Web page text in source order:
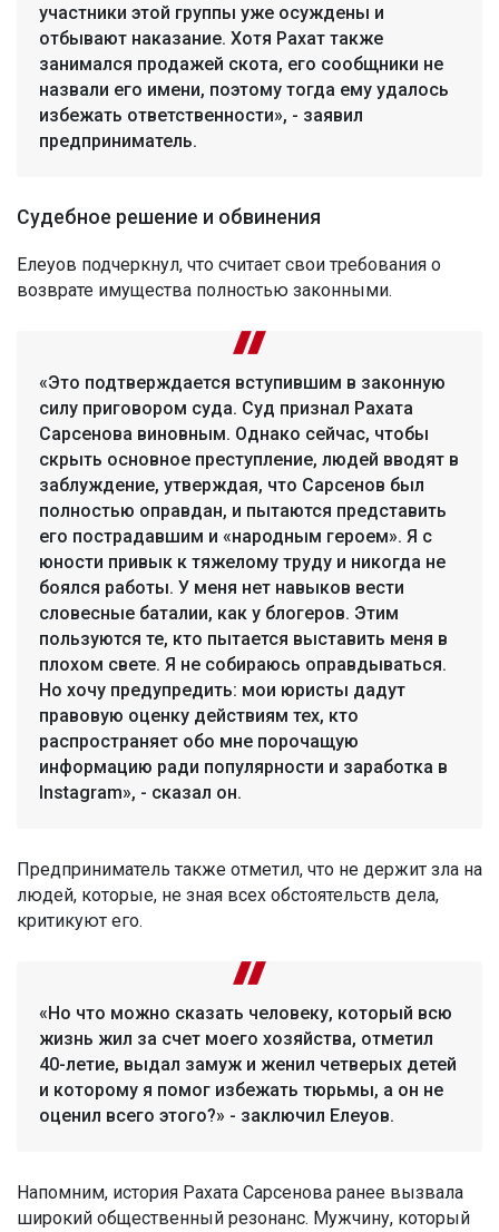
участники этой группы уже осуждены и
отбывают наказание. Хотя Рахат также
занимался продажей скота, его сообщники не
назвали его имени, поэтому тогда ему удалось
избежать ответственности», - заявил
предприниматель.
Судебное решение и обвинения
Елеуов подчеркнул, что считает свои требования о
возврате имущества полностью законными.
«Это подтверждается вступившим в законную
силу приговором суда. Суд признал Рахата
Сарсенова виновным. Однако сейчас, чтобы
скрыть основное преступление, людей вводят в
заблуждение, утверждая, что Сарсенов был
полностью оправдан, и пытаются представить
его пострадавшим и «народным героем». Я с
юности привык к тяжелому труду и никогда не
боялся работы. У меня нет навыков вести
словесные баталии, как у блогеров. Этим
пользуются те, кто пытается выставить меня в
плохом свете. Я не собираюсь оправдываться.
Но хочу предупредить: мои юристы дадут
правовую оценку действиям тех, кто
распространяет обо мне порочащую
информацию ради популярности и заработка в
Instagram», - сказал он.
Предприниматель также отметил, что не держит зла на
людей, которые, не зная всех обстоятельств дела,
критикуют его.
«Но что можно сказать человеку, который всю
жизнь жил за счет моего хозяйства, отметил
40-летие, выдал замуж и женил четверых детей
и которому я помог избежать тюрьмы, а он не
оценил всего этого?» - заключил Елеуов.
Напомним, история Рахата Сарсенова ранее вызвала
широкий общественный резонанс. Мужчину, который